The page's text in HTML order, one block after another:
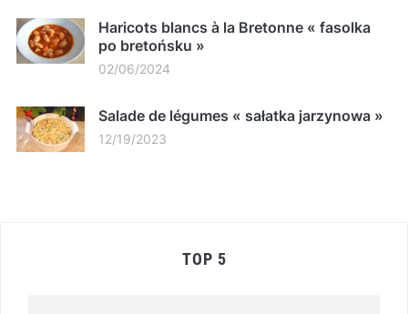
Haricots blancs à la Bretonne « fasolka
po bretońsku »
02/06/2024
Salade de légumes « sałatka jarzynowa »
12/19/2023
TOP 5